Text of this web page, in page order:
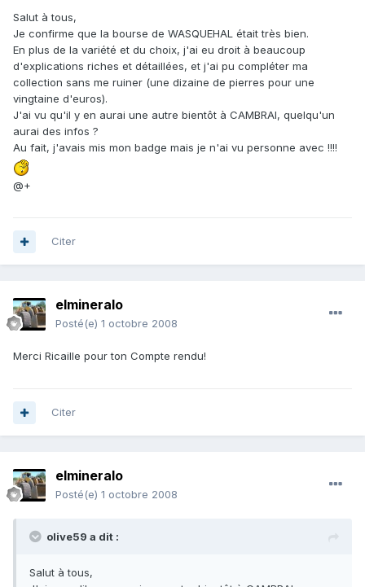
Salut à tous,
Je confirme que la bourse de WASQUEHAL était très bien.
En plus de la variété et du choix, j'ai eu droit à beaucoup
d'explications riches et détaillées, et j'ai pu compléter ma
collection sans me ruiner (une dizaine de pierres pour une
vingtaine d'euros).
J'ai vu qu'il y en aurai une autre bientôt à CAMBRAI, quelqu'un
aurai des infos ?
Au fait, j'avais mis mon badge mais je n'ai vu personne avec !!!!
@+
Citer
elmineralo
Posté(e) 1 octobre 2008
Merci Ricaille pour ton Compte rendu!
Citer
elmineralo
Posté(e) 1 octobre 2008
olive59 a dit :
Salut à tous,